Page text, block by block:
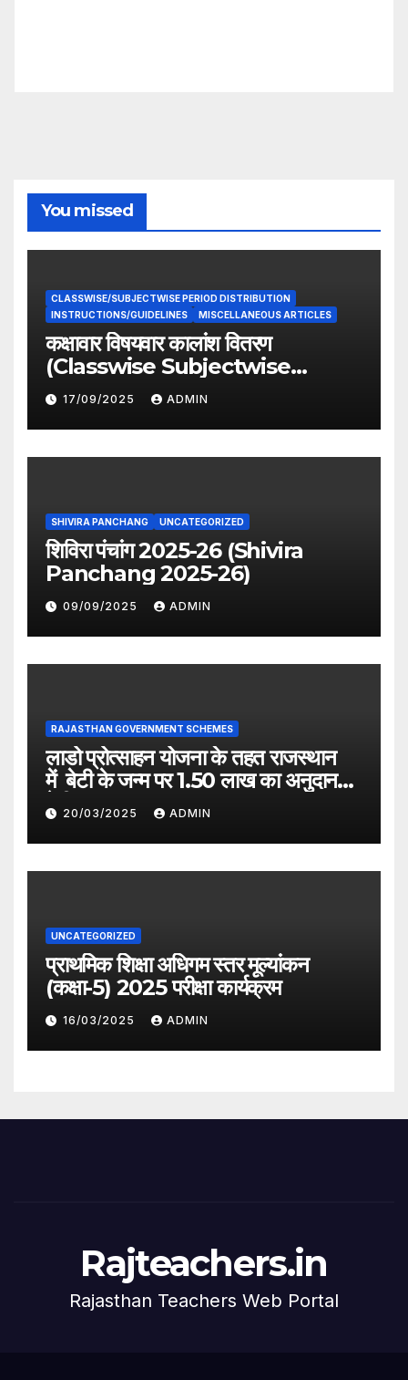
You missed
CLASSWISE/SUBJECTWISE PERIOD DISTRIBUTION
INSTRUCTIONS/GUIDELINES
MISCELLANEOUS ARTICLES
कक्षावार विषयवार कालांश वितरण
(Classwise Subjectwise
period distribution)
17/09/2025 ADMIN
SHIVIRA PANCHANG UNCATEGORIZED
शिविरा पंचांग 2025-26 (Shivira
Panchang 2025-26)
09/09/2025 ADMIN
RAJASTHAN GOVERNMENT SCHEMES
लाडो प्रोत्साहन योजना के तहत राजस्थान
में बेटी के जन्म पर 1.50 लाख का अनुदान
देगी सरकार
20/03/2025 ADMIN
UNCATEGORIZED
प्राथमिक शिक्षा अधिगम स्तर मूल्यांकन
(कक्षा-5) 2025 परीक्षा कार्यक्रम
16/03/2025 ADMIN
Rajteachers.in
Rajasthan Teachers Web Portal